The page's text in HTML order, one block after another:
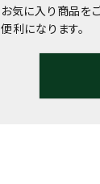
お気に入り商品を
便利になります。